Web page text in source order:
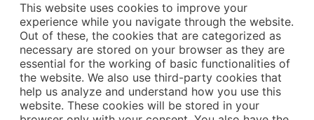
This website uses cookies to improve your
experience while you navigate through the website.
Out of these, the cookies that are categorized as
necessary are stored on your browser as they are
essential for the working of basic functionalities of
the website. We also use third-party cookies that
help us analyze and understand how you use this
website. These cookies will be stored in your